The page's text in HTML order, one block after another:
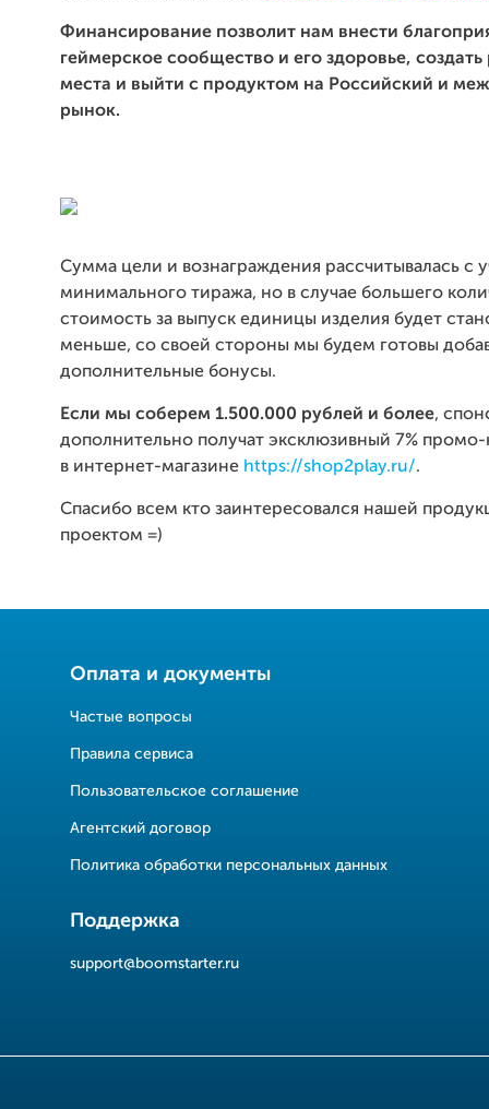
Финансирование позволит нам внести
геймерское сообщество и его здоровье, создать
места и выйти с продуктом на Российский и
рынок.
Сумма цели и вознаграждения рассчитывалась с
минимального тиража, но в случае большего
стоимость за выпуск единицы изделия будет
меньше, со своей стороны мы будем готовы
дополнительные бонусы.
Если мы соберем 1.500.000 рублей и более,
дополнительно получат эксклюзивный 7% промо-
в интернет-магазине https://shop2play.ru/.
Спасибо всем кто заинтересовался нашей
проектом =)
Оплата и документы
Частые вопросы
Правила сервиса
Пользовательское соглашение
Агентский договор
Политика обработки персональных данных
Поддержка
support@boomstarter.ru